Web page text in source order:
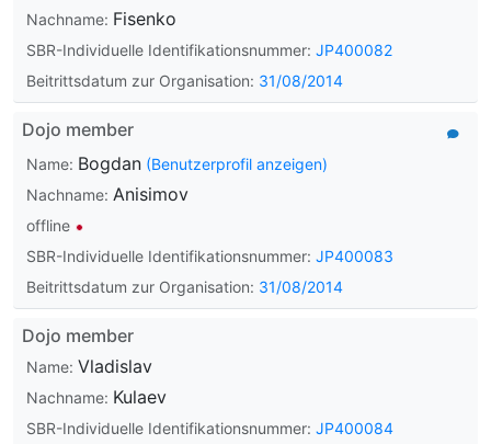
Nachname: Fisenko
SBR-Individuelle Identifikationsnummer: JP400082
Beitrittsdatum zur Organisation: 31/08/2014
Dojo member
Name: Bogdan (Benutzerprofil anzeigen)
Nachname: Anisimov
offline
SBR-Individuelle Identifikationsnummer: JP400083
Beitrittsdatum zur Organisation: 31/08/2014
Dojo member
Name: Vladislav
Nachname: Kulaev
SBR-Individuelle Identifikationsnummer: JP400084